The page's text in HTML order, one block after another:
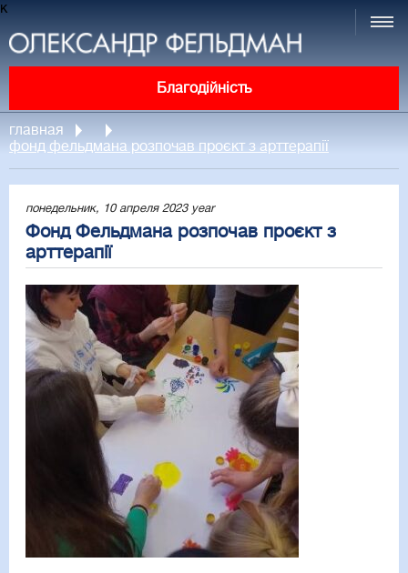
к
Благодійність
главная
фонд фельдмана розпочав проєкт з арттерапії
понедельник, 10 апреля 2023 year
Фонд Фельдмана розпочав проєкт з
арттерапії